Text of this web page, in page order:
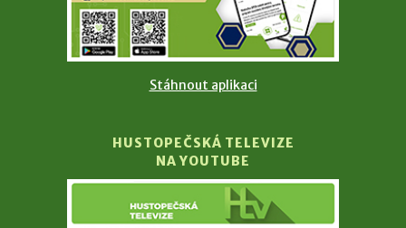
Stáhnout aplikaci
HUSTOPEČSKÁ TELEVIZE
NA YOUTUBE